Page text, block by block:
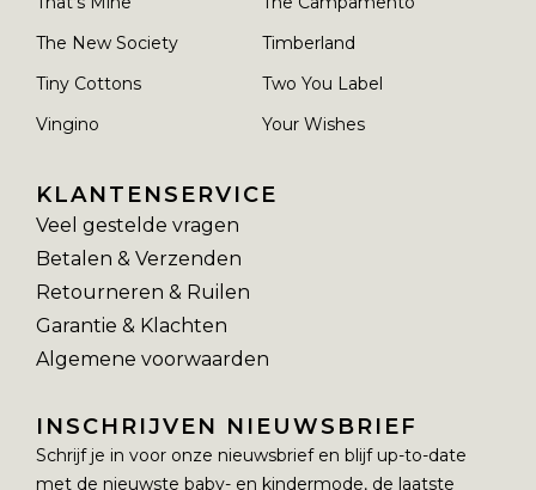
The New Society
Timberland
Tiny Cottons
Two You Label
Vingino
Your Wishes
KLANTENSERVICE
Veel gestelde vragen
Betalen & Verzenden
Retourneren & Ruilen
Garantie & Klachten
Algemene voorwaarden
INSCHRIJVEN NIEUWSBRIEF
Schrijf je in voor onze nieuwsbrief en blijf up-to-date
met de nieuwste baby- en kindermode, de laatste